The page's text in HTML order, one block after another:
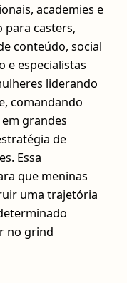
academies e
para casters,
conteúdo, social
e especialistas
liderando
comandando
grandes
de
Essa
que meninas
uma trajetória
no grind